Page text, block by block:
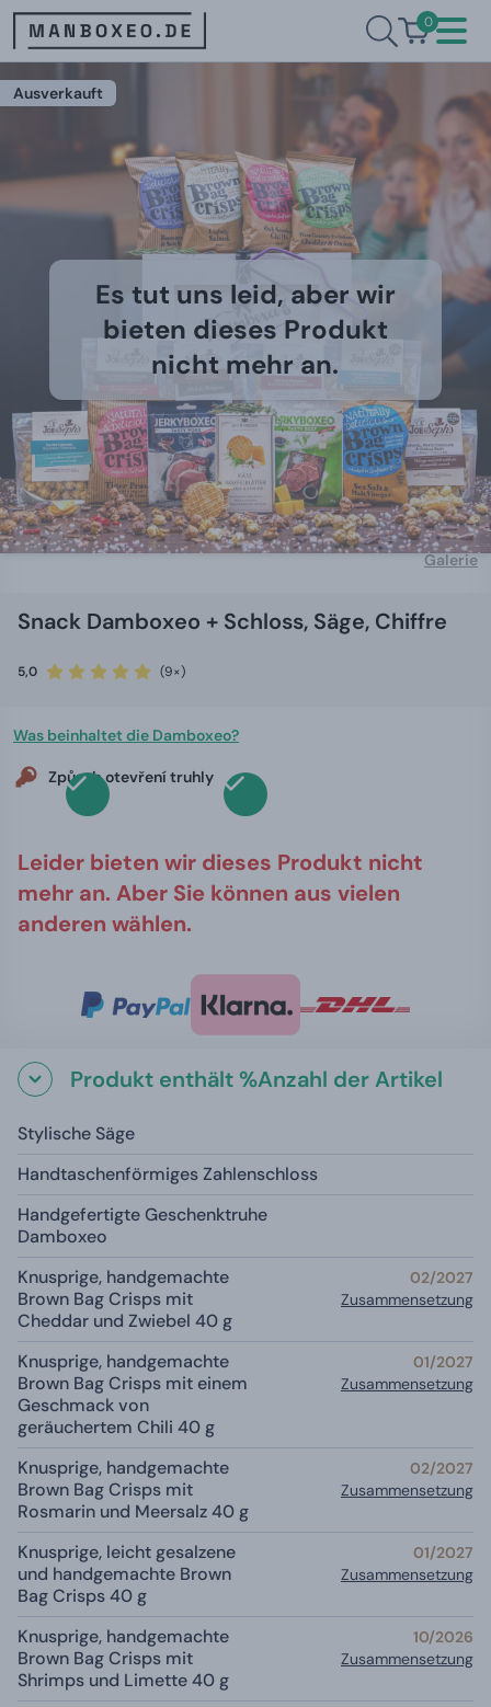
0
Ausverkauft
Es tut uns leid, aber wir
bieten dieses Produkt
nicht mehr an.
Galerie
Snack Damboxeo + Schloss, Säge, Chiffre
5,0 (9×)
Was beinhaltet die Damboxeo?
Způsob otevření truhly
Leider bieten wir dieses Produkt nicht
mehr an. Aber Sie können aus vielen
anderen wählen.
Produkt enthält %Anzahl der Artikel
Stylische Säge
Handtaschenförmiges Zahlenschloss
Handgefertigte Geschenktruhe
Damboxeo
Knusprige, handgemachte
Brown Bag Crisps mit
Cheddar und Zwiebel 40 g
02/2027
Zusammensetzung
Knusprige, handgemachte
Brown Bag Crisps mit einem
Geschmack von
geräuchertem Chili 40 g
01/2027
Zusammensetzung
Knusprige, handgemachte
Brown Bag Crisps mit
Rosmarin und Meersalz 40 g
02/2027
Zusammensetzung
Knusprige, leicht gesalzene
und handgemachte Brown
Bag Crisps 40 g
01/2027
Zusammensetzung
Knusprige, handgemachte
Brown Bag Crisps mit
Shrimps und Limette 40 g
10/2026
Zusammensetzung